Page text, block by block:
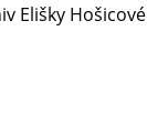
Elišky Hošicové